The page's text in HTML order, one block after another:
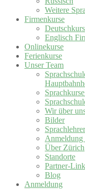
Weitere
Firmenkurse
Englisch
Onlinekurse
Ferienkurse
Unser Team
Wir über
Bilder
Anmeldung
Über Zürich
Standorte
Partner-
Blog
Anmeldung